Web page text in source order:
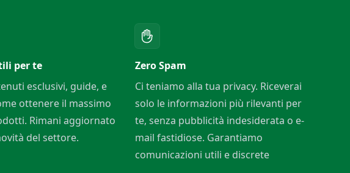
per te
esclusivi, guide, e
ottenere il massimo
Rimani aggiornato
del settore.
Zero Spam
Ci teniamo alla tua privacy. Riceverai
solo le informazioni più rilevanti per
te, senza pubblicità indesiderata o e-
mail fastidiose. Garantiamo
comunicazioni utili e discrete